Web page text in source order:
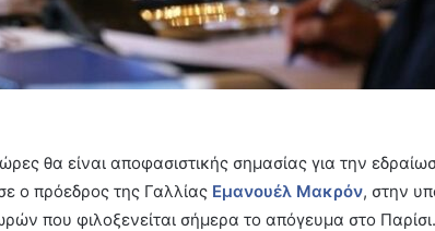
θα είναι αποφασιστικής σημασίας για την
ο πρόεδρος της Γαλλίας Εμανουέλ Μακρόν, στην
που φιλοξενείται σήμερα το απόγευμα στο Παρίσι.